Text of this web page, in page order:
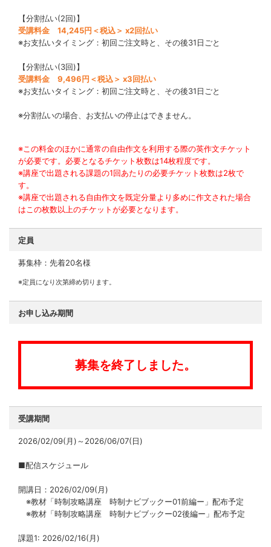
【分割払い(2回)】
受講料金 14,245円＜税込＞ x2回払い
※お支払いタイミング：初回ご注文時と、その後31日ごと
【分割払い(3回)】
受講料金 9,496円＜税込＞ x3回払い
※お支払いタイミング：初回ご注文時と、その後31日ごと
※分割払いの場合、お支払いの停止はできません。
※この料金のほかに通常の自由作文を利用する際の英作文チケット
が必要です。必要となるチケット枚数は14枚程度です。
※講座で出題される課題の1回あたりの必要チケット枚数は2枚で
す。
※講座で出題される自由作文を既定分量より多めに作文された場合
はこの枚数以上のチケットが必要となります。
定員
募集枠：先着20名様
※定員になり次第締め切ります。
お申し込み期間
募集を終了しました。
受講期間
2026/02/09(月)～2026/06/07(日)
■配信スケジュール
開講日：2026/02/09(月)
※教材「時制攻略講座 時制ナビブックー01前編ー」配布予定
※教材「時制攻略講座 時制ナビブックー02後編ー」配布予定
課題1: 2026/02/16(月)